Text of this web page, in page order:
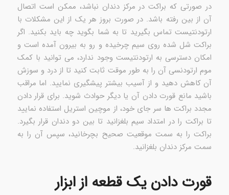
در صورتی که براکت در مرکز دندان نباشد، ممکن است اتصال
آن از بین رفته باشد. در صورت بروز هر یک از این مشکلات با
ارتودنتیست تماس بگیرید تا به شما بگوید چه باید بکنید. اگر
براکت شل شده روی سیم چرخیده و رو به بیرون آمده است و
امکان دسترسی به ارتودنتیست وجود ندارد، می توانید با کمک
موم ارتودنسی آن را به طور موقت ثابت کنید تا از درد و سوزش
آن کاهش دهید و از آسیب بیشتر پیشگیری نمایید. اما مراقب
باشید مانع قورت دادن آن یا دیگر حوادث شوید. برای قرار دادن
مجدد براکت ها سر جای خود، از موچین استریل استفاده نمایید
تا براکت را در امتداد سیم بلغزانید تا بین دو دندان قرار بگیرد.
براکت را به سمت موقعیت صحیح بچرخانید، سپس آن را به
سمت مرکز دندان بلغزانید.
قورت دادن یک قطعه از ابزار